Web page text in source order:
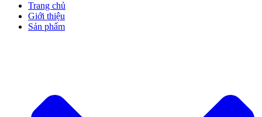
Trang chủ
Giới thiệu
Sản phẩm